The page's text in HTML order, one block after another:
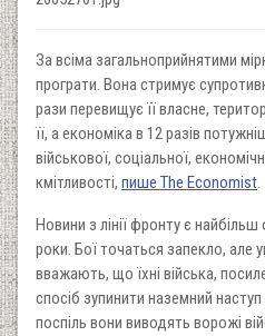
За всіма загальноприйнятими
програти. Вона стримує
рази перевищує її власне,
її, а економіка в 12 разів
військової, соціальної,
кмітливості, пише The Economist.
Новини з лінії фронту є
роки. Бої точаться запекло, але
вважають, що їхні війська,
спосіб зупинити наземний
поспіль вони виводять ворожі